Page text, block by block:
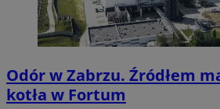
Odór w Zabrzu. Źródłem
kotła w Fortum